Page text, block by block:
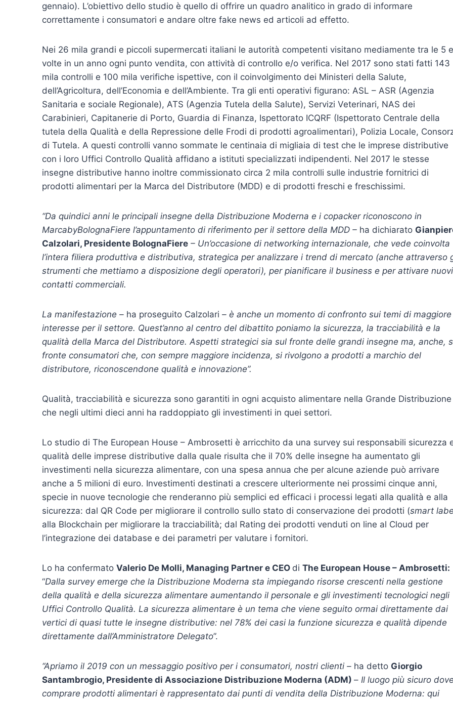
gennaio). L’obiettivo dello studio è quello di offrire un quadro analitico in grado di informare
correttamente i consumatori e andare oltre fake news ed articoli ad effetto.
Nei 26 mila grandi e piccoli supermercati italiani le autorità competenti visitano mediamente tra le 5
volte in un anno ogni punto vendita, con attività di controllo e/o verifica. Nel 2017 sono stati fatti 143
mila controlli e 100 mila verifiche ispettive, con il coinvolgimento dei Ministeri della Salute,
dell’Agricoltura, dell’Economia e dell’Ambiente. Tra gli enti operativi figurano: ASL – ASR (Agenzia
Sanitaria e sociale Regionale), ATS (Agenzia Tutela della Salute), Servizi Veterinari, NAS dei
Carabinieri, Capitanerie di Porto, Guardia di Finanza, Ispettorato ICQRF (Ispettorato Centrale della
tutela della Qualità e della Repressione delle Frodi di prodotti agroalimentari), Polizia Locale,
di Tutela. A questi controlli vanno sommate le centinaia di migliaia di test che le imprese distributive
con i loro Uffici Controllo Qualità affidano a istituti specializzati indipendenti. Nel 2017 le stesse
insegne distributive hanno inoltre commissionato circa 2 mila controlli sulle industrie fornitrici di
prodotti alimentari per la Marca del Distributore (MDD) e di prodotti freschi e freschissimi.
“Da quindici anni le principali insegne della Distribuzione Moderna e i copacker riconoscono in
MarcabyBolognaFiere l’appuntamento di riferimento per il settore della MDD – ha dichiarato
Calzolari, Presidente BolognaFiere – Un’occasione di networking internazionale, che vede coinvolta
l’intera filiera produttiva e distributiva, strategica per analizzare i trend di mercato (anche attraverso
strumenti che mettiamo a disposizione degli operatori), per pianificare il business e per attivare nuovi
contatti commerciali.
La manifestazione – ha proseguito Calzolari – è anche un momento di confronto sui temi di maggiore
interesse per il settore. Quest’anno al centro del dibattito poniamo la sicurezza, la tracciabilità e la
qualità della Marca del Distributore. Aspetti strategici sia sul fronte delle grandi insegne ma, anche,
fronte consumatori che, con sempre maggiore incidenza, si rivolgono a prodotti a marchio del
distributore, riconoscendone qualità e innovazione”.
Qualità, tracciabilità e sicurezza sono garantiti in ogni acquisto alimentare nella Grande Distribuzione
che negli ultimi dieci anni ha raddoppiato gli investimenti in quei settori.
Lo studio di The European House – Ambrosetti è arricchito da una survey sui responsabili sicurezza
qualità delle imprese distributive dalla quale risulta che il 70% delle insegne ha aumentato gli
investimenti nella sicurezza alimentare, con una spesa annua che per alcune aziende può arrivare
anche a 5 milioni di euro. Investimenti destinati a crescere ulteriormente nei prossimi cinque anni,
specie in nuove tecnologie che renderanno più semplici ed efficaci i processi legati alla qualità e alla
sicurezza: dal QR Code per migliorare il controllo sullo stato di conservazione dei prodotti (smart
alla Blockchain per migliorare la tracciabilità; dal Rating dei prodotti venduti on line al Cloud per
l’integrazione dei database e dei parametri per valutare i fornitori.
Lo ha confermato Valerio De Molli, Managing Partner e CEO di The European House – Ambrosetti:
“Dalla survey emerge che la Distribuzione Moderna sta impiegando risorse crescenti nella gestione
della qualità e della sicurezza alimentare aumentando il personale e gli investimenti tecnologici negli
Uffici Controllo Qualità. La sicurezza alimentare è un tema che viene seguito ormai direttamente dai
vertici di quasi tutte le insegne distributive: nel 78% dei casi la funzione sicurezza e qualità dipende
direttamente dall’Amministratore Delegato”.
“Apriamo il 2019 con un messaggio positivo per i consumatori, nostri clienti – ha detto Giorgio
Santambrogio, Presidente di Associazione Distribuzione Moderna (ADM) – Il luogo più sicuro
comprare prodotti alimentari è rappresentato dai punti di vendita della Distribuzione Moderna: qui